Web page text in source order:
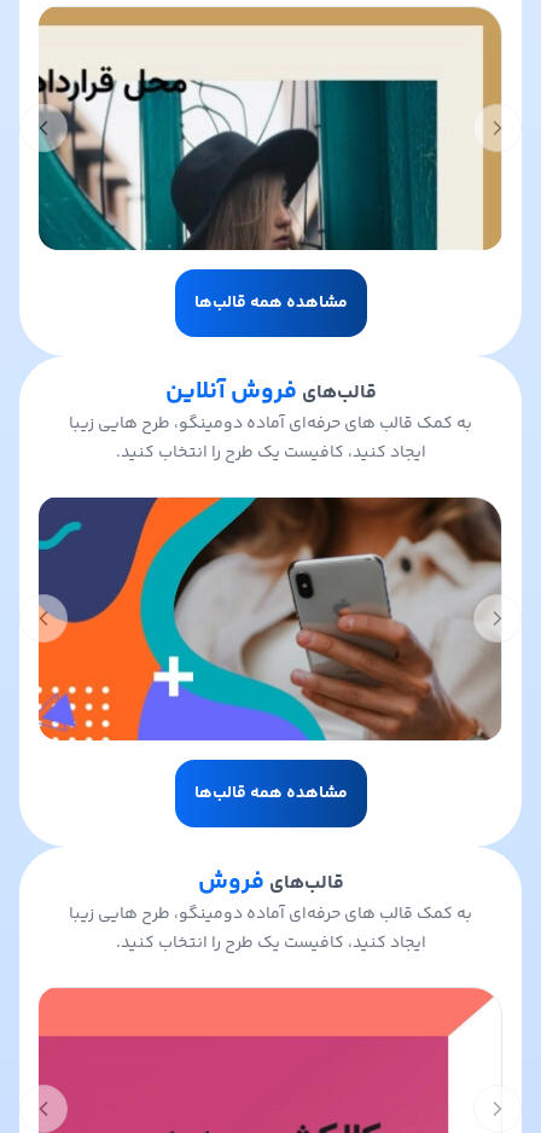
Previous slide
slide
مشاهده همه قالب‌ها
قالب‌های فروش آنلاین
به کمک قالب های حرفه‌ای آماده دومینگو، طرح هایی زیبا
ایجاد کنید، کافیست یک طرح را انتخاب کنید.
Previous slide
slide
مشاهده همه قالب‌ها
قالب‌های فروش
به کمک قالب های حرفه‌ای آماده دومینگو، طرح هایی زیبا
ایجاد کنید، کافیست یک طرح را انتخاب کنید.
Previous slide
slide